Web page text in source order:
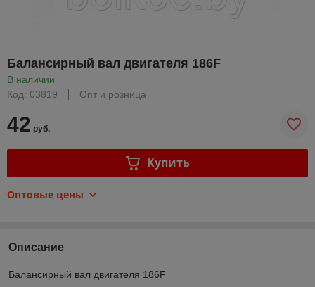
Балансирный вал двигателя 186F
В наличии
Код: 03819
Опт и розница
42 руб.
Купить
Оптовые цены
Описание
Балансирный вал двигателя 186F